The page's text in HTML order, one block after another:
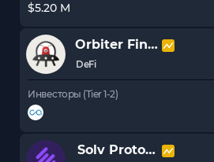
$5.20 M
Orbiter Finance
DeFi
Инвесторы (Tier 1-2)
Solv ProtocolSOLV